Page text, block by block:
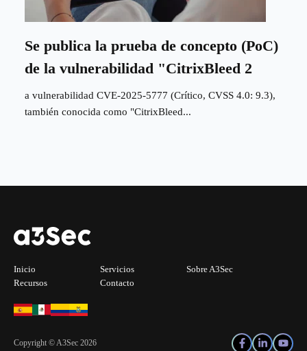
Se publica la prueba de concepto (PoC)
de la vulnerabilidad "CitrixBleed 2
a vulnerabilidad CVE-2025-5777 (Crítico, CVSS 4.0: 9.3),
también conocida como "CitrixBleed...
Inicio Servicios
Sobre A3Sec
Recursos
Contacto
Copyright © A3Sec 2026